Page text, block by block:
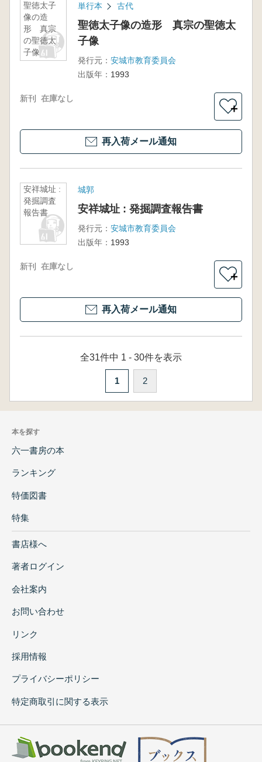
聖徳太子
像の造
形 真宗
の聖徳太
子像
単行本 古代
聖徳太子像の造形 真宗の聖徳太
子像
発行元： 安城市教育委員会
出版年： 1993
新刊 在庫なし
＋
再入荷メール通知
安祥城址 :
発掘調査
報告書
城郭
安祥城址 : 発掘調査報告書
発行元： 安城市教育委員会
出版年： 1993
新刊 在庫なし
＋
再入荷メール通知
全31件中 1 - 30件を表示
1 2
本を探す
六一書房の本
ランキング
特価図書
特集
書店様へ
著者ログイン
会社案内
お問い合わせ
リンク
採用情報
プライバシーポリシー
特定商取引に関する表示